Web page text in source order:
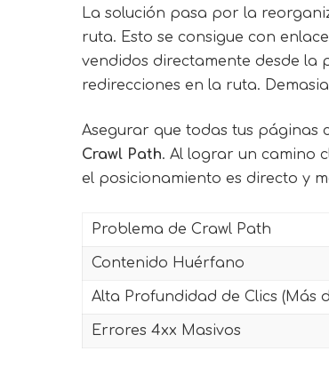
La solución pasa por la
ruta. Esto se consigue con
vendidos directamente desde la
redirecciones en la ruta.
Asegurar que todas tus páginas
Crawl Path. Al lograr un camino
el posicionamiento es directo y
Problema de Crawl Path
Contenido Huérfano
Alta Profundidad de Clics (Más
Errores 4xx Masivos